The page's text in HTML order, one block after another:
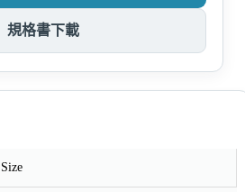
規格書下載